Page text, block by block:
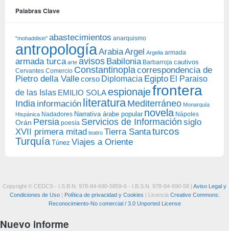
Palabras Clave
"mohaddisin" abastecimientos anarquismo
antropologíaArabiaArgel Argelia armada
armada turca arte avisos Babilonia Barbarroja cautivos
Cervantes Comercio Constantinoplacorrespondencia de
Pietro della Vallecorso Diplomacia Egipto El Paraiso
de las Islas EMILIO SOLAespionajefrontera
India información literatura Mediterráneo Monarquía
Hispánica Nadadores Narrativa árabe popular novela Nápoles
Orán Persia poesía Servicios de Información siglo
XVII primera mitad teatro Tierra Santaturcos
Turquía Túnez Viajes a Oriente
Copyright © CEDCS - I.S.B.N. 978-84-690-5859-6 - I.B.S.N. 978-84-690-58 | Aviso Legal y
Condiciones de Uso| Política de privacidad y Cookies | Licencia Creative Commons:
Reconocimiento-No comercial / 3.0 Unported License
Nuevo informe